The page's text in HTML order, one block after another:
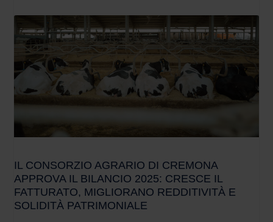
IL CONSORZIO AGRARIO DI CREMONA
APPROVA IL BILANCIO 2025: CRESCE IL
FATTURATO, MIGLIORANO REDDITIVITÀ E
SOLIDITÀ PATRIMONIALE